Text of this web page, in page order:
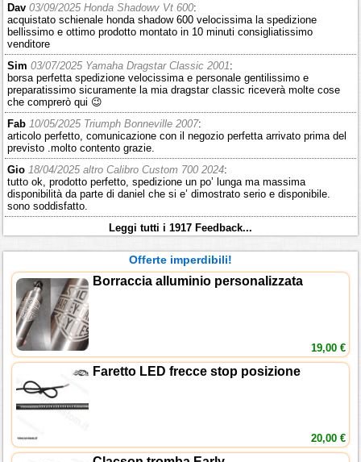
Dav 03/09/2025 Honda Shadowv Vt 600:
acquistato schienale honda shadow 600 velocissima la spedizione
bellissimo e ottimo prodotto montato in 10 minuti consigliatissimo
venditore
Sim 03/07/2025 Yamaha Dragstar Classic 2001:
borsa perfetta spedizione velocissima e personale gentilissimo e
preparatissimo sicuramente la mia dragstar classic riceverà molte cose
che comprerò qui 😉
Fab 10/05/2025 Triumph Bonneville 2007:
articolo perfetto, comunicazione con il negozio perfetta arrivato prima del
previsto .molto contento grazie.
Gio 18/04/2025 altro Calibro Custom 700 2024:
tutto ok, prodotto perfetto, spedizione un po’ lunga ma massima
disponibilità da parte di daniel che si e’ dimostrato serio e disponibile.
sono soddisfatto.
Leggi tutti i 1917 Feedback...
Offerte imperdibili!
Borraccia alluminio personalizzata
19,00 €
Faretto LED frecce stop posizione
20,00 €